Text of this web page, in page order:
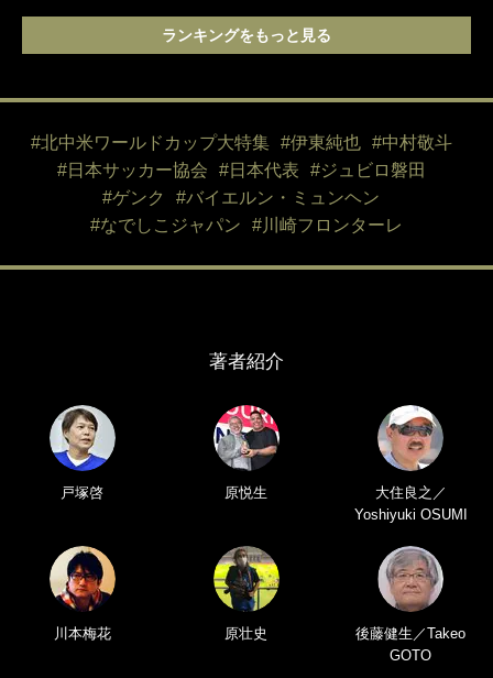
ランキングをもっと見る
#北中米ワールドカップ大特集 #伊東純也
#中村敬斗
#日本サッカー協会
#日本代表
#ジュビロ磐田
#ゲンク
#バイエルン・ミュンヘン
#なでしこジャパン
#川崎フロンターレ
著者紹介
戸塚啓 原悦生
大住良之／
Yoshiyuki OSUMI
川本梅花 原壮史
後藤健生／Takeo
GOTO